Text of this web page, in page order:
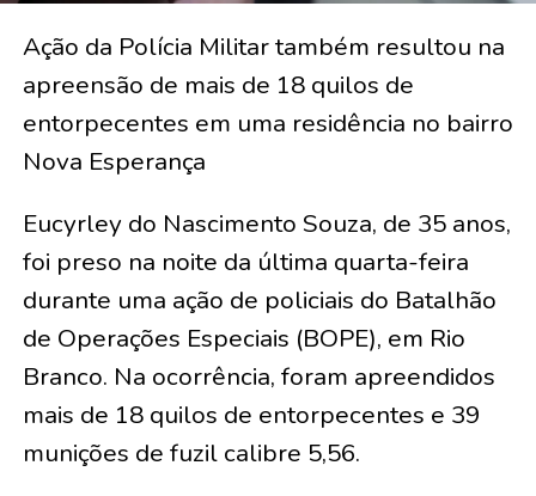
Ação da Polícia Militar também resultou na
apreensão de mais de 18 quilos de
entorpecentes em uma residência no bairro
Nova Esperança
Eucyrley do Nascimento Souza, de 35 anos,
foi preso na noite da última quarta-feira
durante uma ação de policiais do Batalhão
de Operações Especiais (BOPE), em Rio
Branco. Na ocorrência, foram apreendidos
mais de 18 quilos de entorpecentes e 39
munições de fuzil calibre 5,56.